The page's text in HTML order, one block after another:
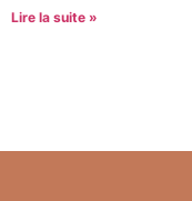
Lire la suite »